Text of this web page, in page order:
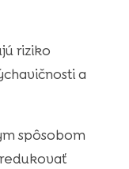
riziko
a
spôsobom